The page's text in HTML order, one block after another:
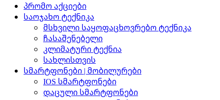
პრომო აქციები
საოჯახო ტექნიკა
მსხვილი საყოფაცხოვრებო ტექნიკა
ჩასაშენებელი
კლიმატური ტექნია
სახლისთვის
სმარტფონები | მობილურები
IOS სმარტფონები
დაცული სმარტფონები